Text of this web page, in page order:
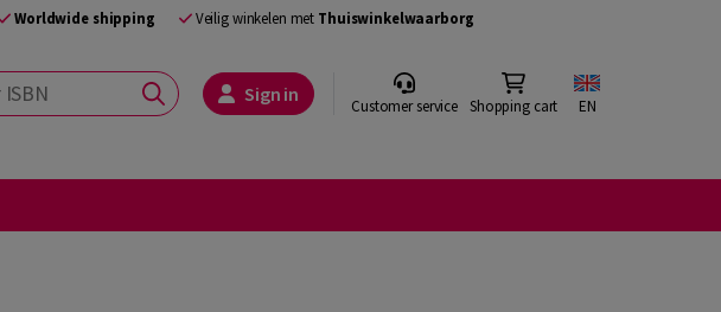
Worldwide shipping Veilig winkelen met Thuiswinkelwaarborg
Sign in Customer service Shopping cart EN